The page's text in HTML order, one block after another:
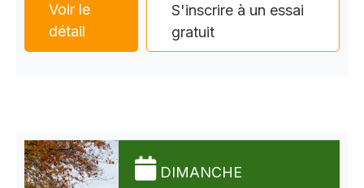
Voir le
détail
S'inscrire à un essai
gratuit
DIMANCHE